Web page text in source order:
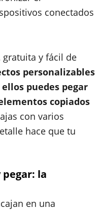
conectados
gratuita y fácil de
personalizables
puedes pegar
copiados
con varios
hace que tu
la
en una